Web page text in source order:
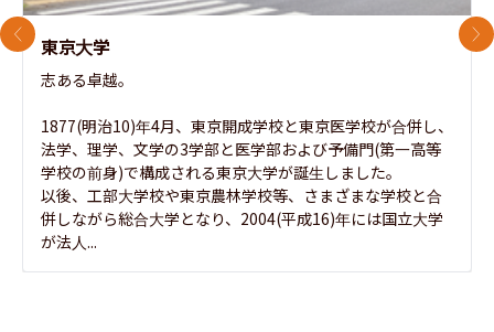
東京大学
志ある卓越。
1877(明治10)年4月、東京開成学校と東京医学校が合併し、
法学、理学、文学の3学部と医学部および予備門(第一高等
学校の前身)で構成される東京大学が誕生しました。
以後、工部大学校や東京農林学校等、さまざまな学校と合
併しながら総合大学となり、2004(平成16)年には国立大学
が法人...
前のスライド 次